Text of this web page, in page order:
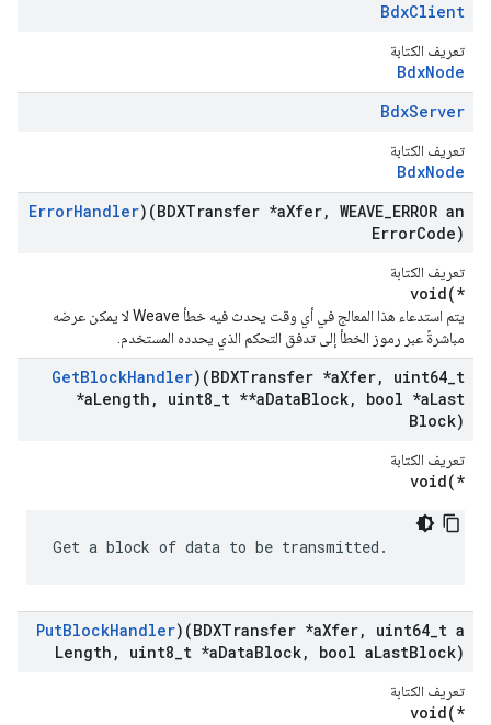
BdxClient
تعريف الكتابة
BdxNode
BdxServer
تعريف الكتابة
BdxNode
ErrorHandler)(BDXTransfer *aXfer, WEAVE ERROR an
ErrorCode)
تعريف الكتابة
void(*
يتم استدعاء هذا المعالج في أي وقت يحدث فيه خطأ Weave لا يمكن عرضه
مباشرةً عبر رموز الخطأ إلى تدفق التحكم الذي يحدده المستخدم.
GetBlockHandler)(BDXTransfer *aXfer, uint64 t
*aLength , uint8 t **aDataBlock, bool *aLast
Block)
تعريف الكتابة
void(*
Get a block of data to be transmitted.
PutBlockHandler)(BDXTransfer *aXfer, uint64 t a
Length , uint8 t *aDataBlock, bool aLastBlock)
تعريف الكتابة
void(*